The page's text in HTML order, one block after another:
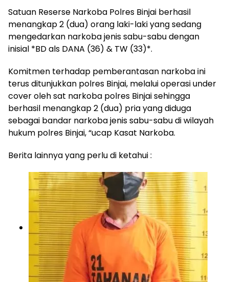
Satuan Reserse Narkoba Polres Binjai berhasil
menangkap 2 (dua) orang laki-laki yang sedang
mengedarkan narkoba jenis sabu-sabu dengan
inisial *BD als DANA (36) & TW (33)*.
Komitmen terhadap pemberantasan narkoba ini
terus ditunjukkan polres Binjai, melalui operasi under
cover oleh sat narkoba polres Binjai sehingga
berhasil menangkap 2 (dua) pria yang diduga
sebagai bandar narkoba jenis sabu-sabu di wilayah
hukum polres Binjai, “ucap Kasat Narkoba.
Berita lainnya yang perlu di ketahui :